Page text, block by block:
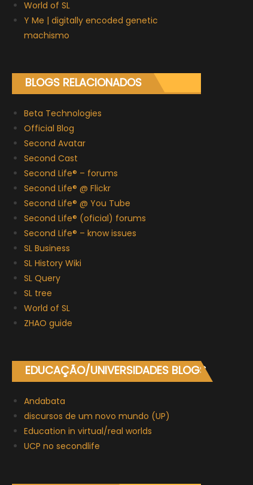
World of SL
Y Me | digitally encoded genetic
machismo
BLOGS RELACIONADOS
Beta Technologies
Official Blog
Second Avatar
Second Cast
Second Life® – forums
Second Life® @ Flickr
Second Life® @ You Tube
Second Life® (oficial) forums
Second Life® – know issues
SL Business
SL History Wiki
SL Query
SL tree
World of SL
ZHAO guide
EDUCAÇÃO/UNIVERSIDADES BLOGS
Andabata
discursos de um novo mundo (UP)
Education in virtual/real worlds
UCP no secondlife